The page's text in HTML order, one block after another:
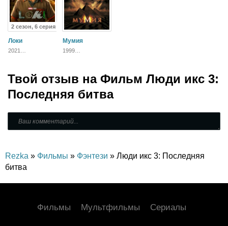
2 сезон, 6 серия
Локи
2021
Мумия
1999
Зарубежный
Твой отзыв на Фильм Люди икс 3:
Последняя битва
Rezka » Фильмы » Фэнтези » Люди икс 3: Последняя
битва
Фильмы Мультфильмы Сериалы